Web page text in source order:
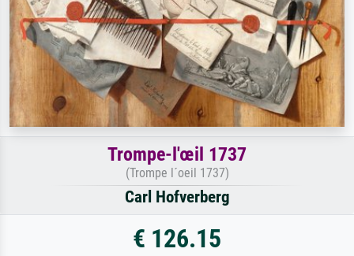
Trompe-l'œil 1737
(Trompe l´oeil 1737)
Carl Hofverberg
€ 126.15